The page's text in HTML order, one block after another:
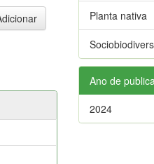
Planta nativa
Ano de
2024